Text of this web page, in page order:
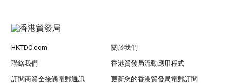
HKTDC.com 關於我們
聯絡我們 香港貿發局流動應用程式
訂閱商貿全接觸電郵通訊 更新您的香港貿發局電郵訂閱